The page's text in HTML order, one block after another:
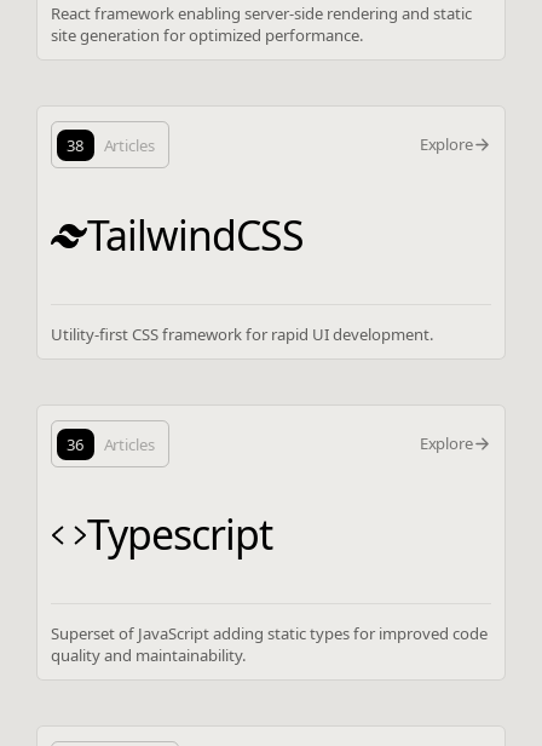
React framework enabling server-side rendering and static
site generation for optimized performance.
38 Articles Explore
TailwindCSS
Utility-first CSS framework for rapid UI development.
36 Articles Explore
Typescript
Superset of JavaScript adding static types for improved code
quality and maintainability.